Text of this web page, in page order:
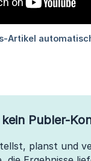
Publer-
planst und